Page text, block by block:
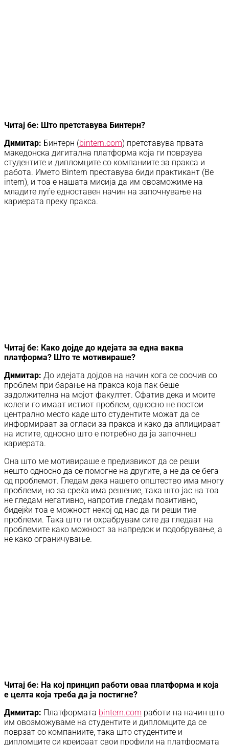
Читај бе: Што претставува Бинтерн?
Димитар: Бинтерн (bintern.com) претставува првата
македонска дигитална платформа која ги поврзува
студентите и дипломците со компаниите за пракса и
работа. Името Bintern преставува биди практикант (Be
intern), и тоа е нашата мисија да им овозможиме на
младите луѓе едноставен начин на започнување на
кариерата преку пракса.
Читај бе: Како дојде до идејата за една ваква
платформа? Што те мотивираше?
Димитар: До идејата дојдов на начин кога се соочив со
проблем при барање на пракса која пак беше
задолжителна на мојот факултет. Сфатив дека и моите
колеги го имаат истиот проблем, односно не постои
централно место каде што студентите можат да се
информираат за огласи за пракса и како да аплицираат
на истите, односно што е потребно да ја започнеш
кариерата.
Она што ме мотивираше е предизвикот да се реши
нешто односно да се помогне на другите, а не да се бега
од проблемот. Гледам дека нашето општество има многу
проблеми, но за среќа има решение, така што јас на тоа
не гледам негативно, напротив гледам позитивно,
бидејќи тоа е можност некој од нас да ги реши тие
проблеми. Така што ги охрабрувам сите да гледаат на
проблемите како можност за напредок и подобрување, а
не како ограничување.
Читај бе: На кој принцип работи оваа платформа и која
е целта која треба да ја постигне?
Димитар: Платформата bintern.com работи на начин што
им овозможуваме на студентите и дипломците да се
поврзат со компаниите, така што студентите и
дипломците си креираат свои профили на платформата